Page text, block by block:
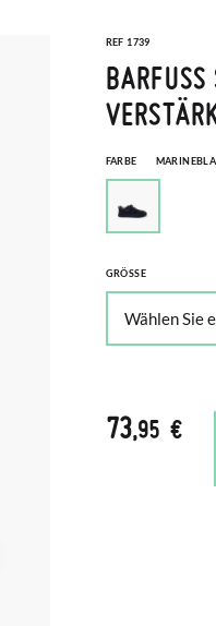
REF 1739
BARFUSS
FARBE
GRÖSSE
73,95 €